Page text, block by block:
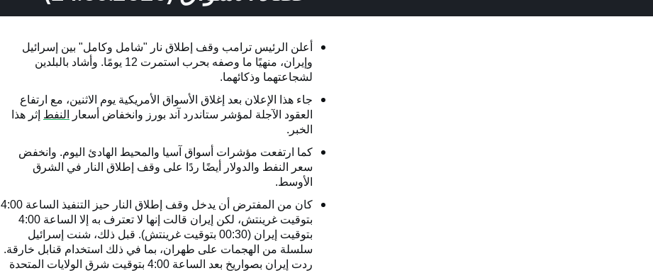
أعلن الرئيس ترامب وقف إطلاق نار "شامل وكامل" بين إسرائيل
وإيران، منهيًا ما وصفه بحرب استمرت 12 يومًا. وأشاد بالبلدين
لشجاعتهما وذكائهما.
جاء هذا الإعلان بعد إغلاق الأسواق الأمريكية يوم الاثنين، مع ارتفاع
العقود الآجلة لمؤشر ستاندرد آند بورز وانخفاض أسعار
النفط إثر هذا
الخبر.
كما ارتفعت مؤشرات أسواق آسيا والمحيط الهادئ اليوم. وانخفض
سعر النفط والدولار أيضًا ردًا على وقف إطلاق النار في الشرق
الأوسط.
كان من المفترض أن يدخل وقف إطلاق النار حيز التنفيذ الساعة 4:00
بتوقيت غرينتش، لكن إيران قالت إنها لا تعترف به إلا الساعة 4:00
بتوقيت إيران (00:30 بتوقيت غرينتش). قبل ذلك، شنت إسرائيل
سلسلة من الهجمات على طهران، بما في ذلك استخدام قنابل خارقة.
ردت إيران بصواريخ بعد الساعة 4:00 بتوقيت شرق الولايات المتحدة